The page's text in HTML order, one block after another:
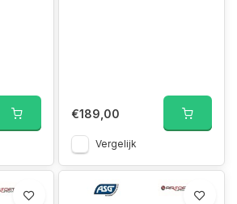
€189,00
Vergelijk